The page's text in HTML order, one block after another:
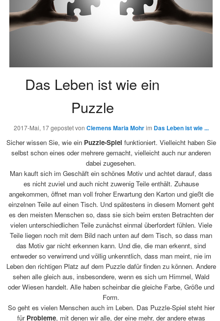
Das Leben ist wie ein
Puzzle
2017-Mai, 17gepostet von Clemens Maria Mohrim Das Leben ist wie ...
Sicher wissen Sie, wie ein Puzzle-Spiel funktioniert. Vielleicht haben Sie
selbst schon eines oder mehrere gemacht, vielleicht auch nur anderen
dabei zugesehen.
Man kauft sich im Geschäft ein schönes Motiv und achtet darauf, dass
es nicht zuviel und auch nicht zuwenig Teile enthält. Zuhause
angekommen, öffnet man voll froher Erwartung den Karton und gießt die
einzelnen Teile auf einen Tisch. Und spätestens in diesem Moment geht
es den meisten Menschen so, dass sie sich beim ersten Betrachten der
vielen unterschiedlichen Teile zunächst einmal überfordert fühlen. Viele
Teile liegen noch mit dem Bild nach unten auf dem Tisch, so dass man
das Motiv gar nicht erkennen kann. Und die, die man erkennt, sind
entweder so verwirrend und völlig unkenntlich, dass man meint, nie im
Leben den richtigen Platz auf dem Puzzle dafür finden zu können. Andere
sehen alle gleich aus, insbesondere, wenn es sich um Himmel, Wald
oder Wiesen handelt. Alle haben scheinbar die gleiche Farbe, Größe und
Form.
So geht es vielen Menschen auch im Leben. Das Puzzle-Spiel steht hier
für Probleme, mit denen wir alle, der eine mehr, der andere etwas